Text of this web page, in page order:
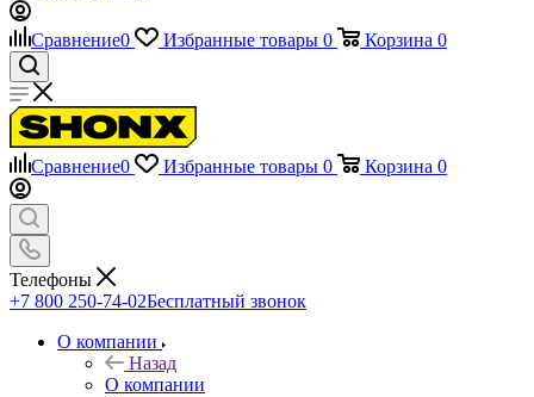
Сравнение0 Избранные товары 0 Корзина 0
Сравнение0 Избранные товары 0 Корзина 0
Телефоны
+7 800 250-74-02Бесплатный звонок
О компании
Назад
О компании